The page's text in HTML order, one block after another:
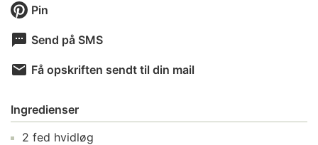
Pin
Send på SMS
Få opskriften sendt til din mail
Ingredienser
2 fed hvidløg